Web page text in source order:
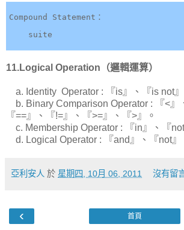
11.Logical Operation（邏輯運算）
a. Identity Operator : 『is』、『is not』
b. Binary Comparison Operator : 『<』
『==』、『!=』、『>=』、『>』。
c. Membership Operator : 『in』、『not
d. Logical Operator : 『and』、『not』
亞利安人 於 星期四, 10月 06, 2011 沒有留
‹ 首頁